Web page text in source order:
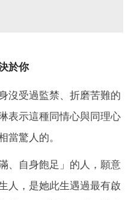
於你
沒受過監禁、折磨苦難的
表示這種同情心與同理心
當驚人的。
、自身飽足」的人，願意
人，是她此生遇過最有啟